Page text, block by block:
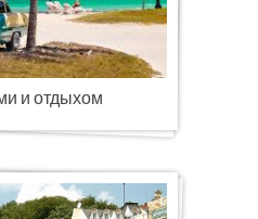
и отдыхом